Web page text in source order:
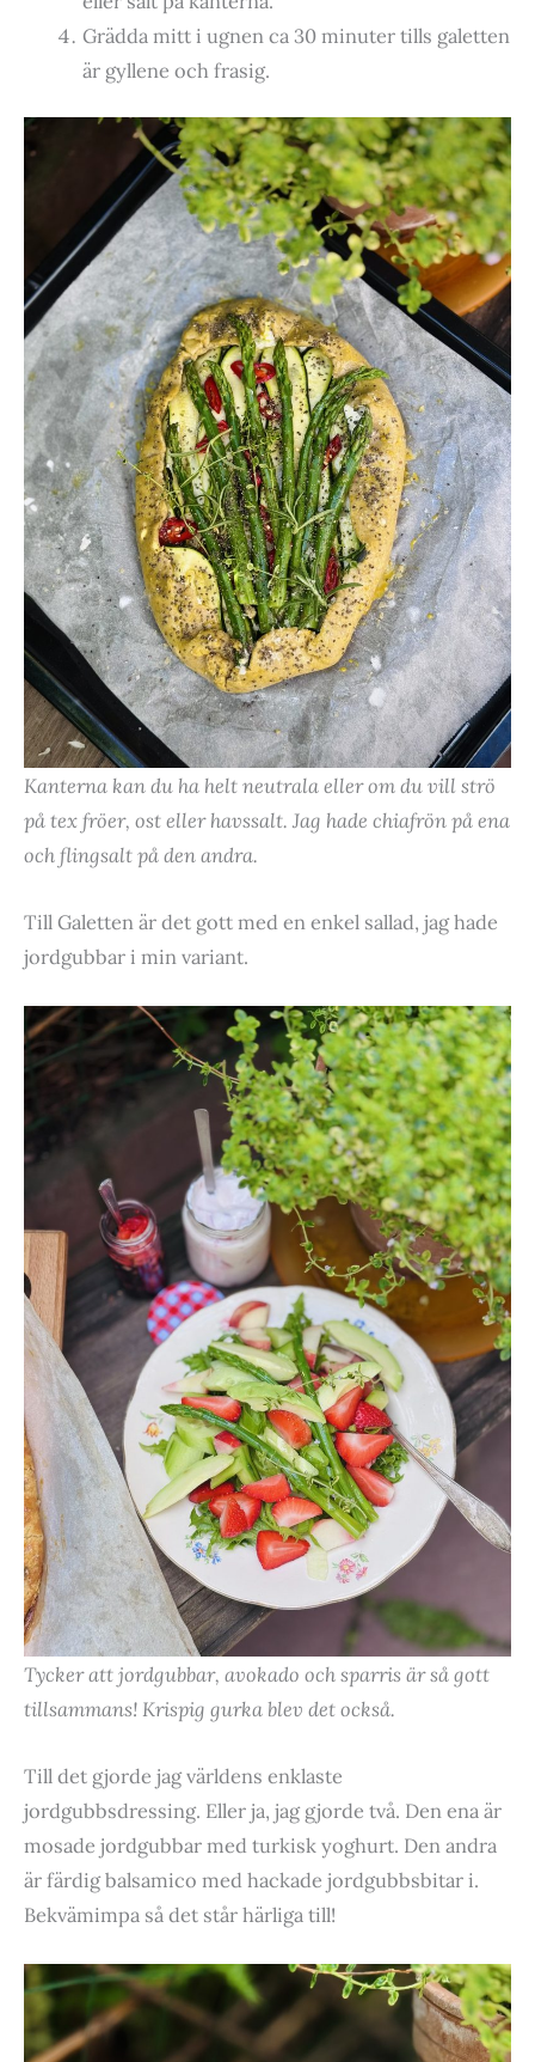
Grädda mitt i ugnen ca 30 minuter tills galetten
är gyllene och frasig.
Kanterna kan du ha helt neutrala eller om du vill strö
på tex fröer, ost eller havssalt. Jag hade chiafrön på ena
och flingsalt på den andra.
Till Galetten är det gott med en enkel sallad, jag hade
jordgubbar i min variant.
Tycker att jordgubbar, avokado och sparris är så gott
tillsammans! Krispig gurka blev det också.
Till det gjorde jag världens enklaste
jordgubbsdressing. Eller ja, jag gjorde två. Den ena är
mosade jordgubbar med turkisk yoghurt. Den andra
är färdig balsamico med hackade jordgubbsbitar i.
Bekvämimpa så det står härliga till!